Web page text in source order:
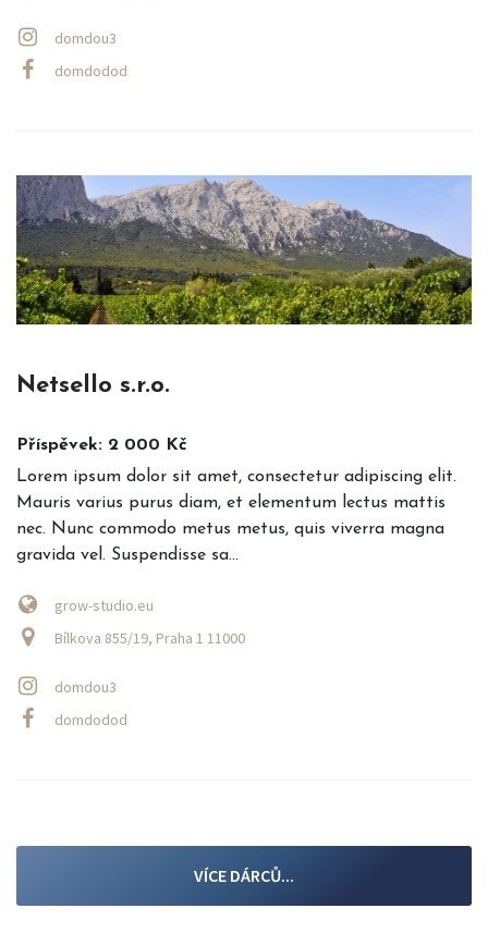
domdou3
domdodod
Netsello s.r.o.
Příspěvek: 2 000 Kč
Lorem ipsum dolor sit amet, consectetur adipiscing elit.
Mauris varius purus diam, et elementum lectus mattis
nec. Nunc commodo metus metus, quis viverra magna
gravida vel. Suspendisse sa...
grow-studio.eu
Bílkova 855/19, Praha 1 11000
domdou3
domdodod
VÍCE DÁRCŮ...